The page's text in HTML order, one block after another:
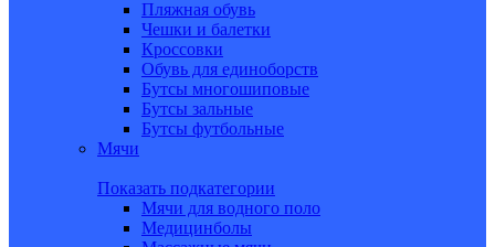
Пляжная обувь
Чешки и балетки
Кроссовки
Обувь для единоборств
Бутсы многошиповые
Бутсы зальные
Бутсы футбольные
Мячи
Показать подкатегории
Мячи для водного поло
Медицинболы